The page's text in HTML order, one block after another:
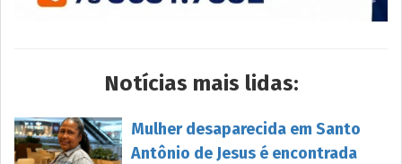
Notícias mais lidas:
Mulher desaparecida em Santo
Antônio de Jesus é encontrada